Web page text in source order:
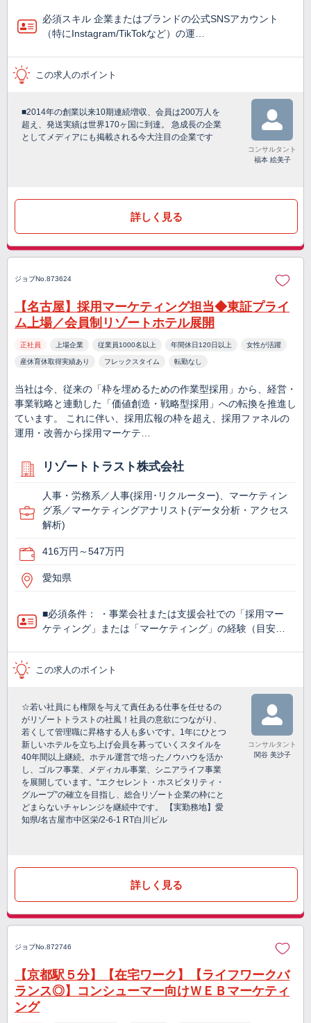
必須スキル 企業またはブランドの公式SNSアカウント
（特にInstagram/TikTokなど）の運…
この求人のポイント
■2014年の創業以来10期連続増収、会員は200万人を
超え、発送実績は世界170ヶ国に到達。 急成長の企業
としてメディアにも掲載される今大注目の企業です
コンサルタント
福本 絵美子
詳しく見る
ジョブNo.873624
【名古屋】採用マーケティング担当◆東証プライ
ム上場／会員制リゾートホテル展開
正社員 上場企業 従業員1000名以上 年間休日120日以上 女性が活躍
産休育休取得実績あり フレックスタイム 転勤なし
当社は今、従来の「枠を埋めるための作業型採用」から、経営・
事業戦略と連動した「価値創造・戦略型採用」への転換を推進し
ています。 これに伴い、採用広報の枠を超え、採用ファネルの
運用・改善から採用マーケテ…
リゾートトラスト株式会社
人事・労務系／人事(採用･リクルーター)、マーケティン
グ系／マーケティングアナリスト(データ分析・アクセス
解析)
416万円～547万円
愛知県
■必須条件： ・事業会社または支援会社での「採用マー
ケティング」または「マーケティング」の経験（目安…
この求人のポイント
☆若い社員にも権限を与えて責任ある仕事を任せるの
がリゾートトラストの社風！社員の意欲につながり、
若くして管理職に昇格する人も多いです。1年にひとつ
新しいホテルを立ち上げ会員を募っていくスタイルを
40年間以上継続。ホテル運営で培ったノウハウを活か
し、ゴルフ事業、メディカル事業、シニアライフ事業
を展開しています。“エクセレント・ホスピタリティ・
グループ”の確立を目指し、総合リゾート企業の枠にと
どまらないチャレンジを継続中です。 【実勤務地】愛
知県/名古屋市中区栄/2-6-1 RT白川ビル
コンサルタント
関谷 美沙子
詳しく見る
ジョブNo.872746
【京都駅５分】【在宅ワーク】【ライフワークバ
ランス◎】コンシューマー向けＷＥＢマーケティ
ング